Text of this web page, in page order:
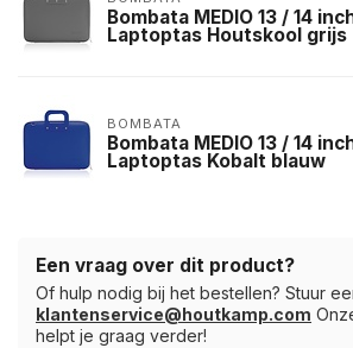
Bombata MEDIO 13 / 14
Laptoptas Houtskool grijs
BOMBATA
Bombata MEDIO 13 / 14
Laptoptas Kobalt blauw
Een vraag over dit product?
Of hulp nodig bij het bestellen? Stuur
klantenservice@houtkamp.com
helpt je graag verder!